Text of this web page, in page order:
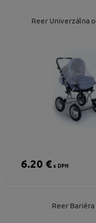
Reer Univerzálna
6.20 €s DPH
Reer